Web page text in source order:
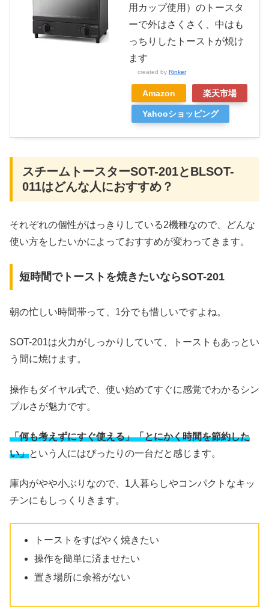
用カップ使用）のトースタ
ーで外はさくさく、中はも
っちりしたトーストが焼け
ます
created by Rinker
Amazon 楽天市場
Yahooショッピング
スチームトースターSOT-201とBLSOT-
011はどんな人におすすめ？
それぞれの個性がはっきりしている2機種なので、どんな
使い方をしたいかによっておすすめが変わってきます。
短時間でトーストを焼きたいならSOT-201
朝の忙しい時間帯って、1分でも惜しいですよね。
SOT-201は火力がしっかりしていて、トーストもあっとい
う間に焼けます。
操作もダイヤル式で、使い始めてすぐに感覚でわかるシン
プルさが魅力です。
「何も考えずにすぐ使える」「とにかく時間を節約した
い」という人にはぴったりの一台だと感じます。
庫内がやや小ぶりなので、1人暮らしやコンパクトなキッ
チンにもしっくりきます。
トーストをすばやく焼きたい
操作を簡単に済ませたい
置き場所に余裕がない